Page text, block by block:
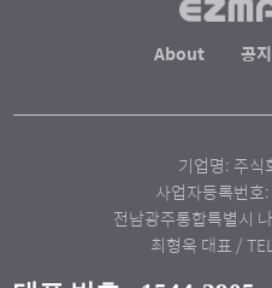
About 공
기업명: 주식
사업자등록번
전남광주통합특별시
최형욱 대표 /